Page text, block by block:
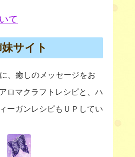
て
サイト
、癒しのメッセージをお
ロマクラフトレシピと、ハ
ーガンレシピもＵＰしてい